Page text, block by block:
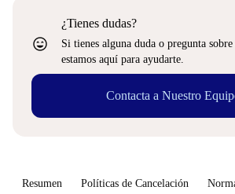
sentiment_very_satisfied
¿Tienes dudas?
Si tienes alguna duda o pregunta sobre
estamos aquí para ayudarte.
Contacta a Nuestro
Resumen Políticas de Cancelación